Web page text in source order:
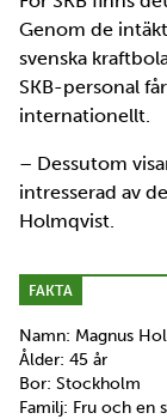
Genom de
svenska
SKB-personal
internationellt.
– Dessutom
intresserad av
Holmqvist.
FAKTA
Namn: Magnus
Ålder: 45 år
Bor: Stockholm
Familj: Fru och en